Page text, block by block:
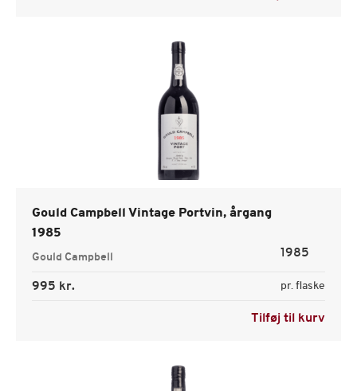
Gould Campbell Vintage Portvin, årgang
1985
Gould Campbell 1985
995 kr. pr. flaske
Tilføj til kurv